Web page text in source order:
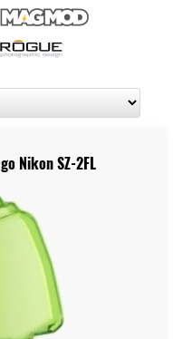
Nikon SZ-2FL
DO